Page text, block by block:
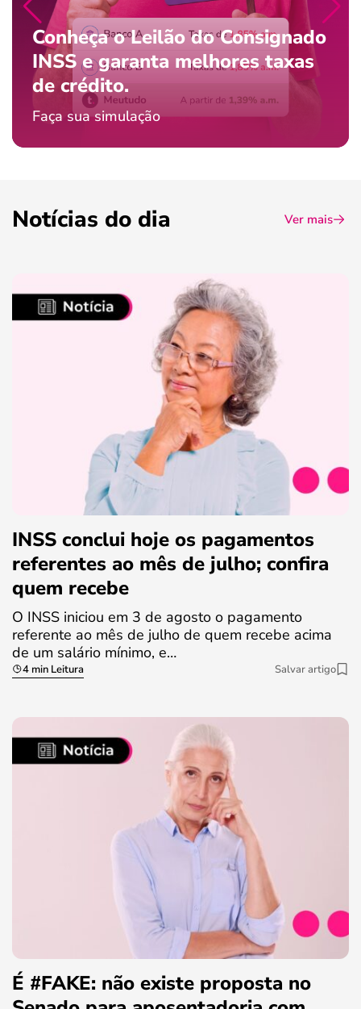
Conheça o Leilão do Consignado
INSS e garanta melhores taxas
de crédito.
Faça sua simulação
Notícias do dia Ver mais
INSS conclui hoje os pagamentos
referentes ao mês de julho; confira
quem recebe
O INSS iniciou em 3 de agosto o pagamento
referente ao mês de julho de quem recebe acima
de um salário mínimo, e…
4 min Leitura Salvar artigo
É #FAKE: não existe proposta no